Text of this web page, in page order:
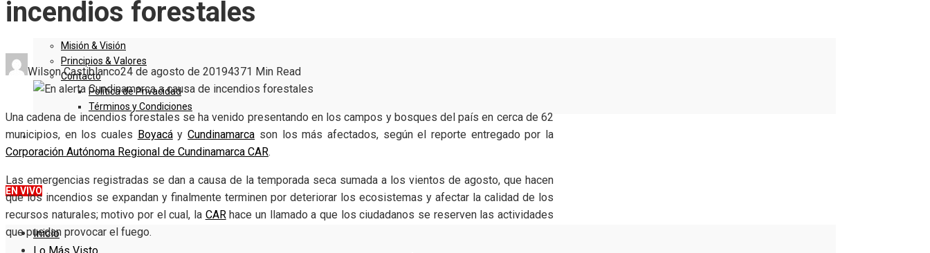
QUIENES SOMOS
Misión & Visión
Principios & Valores
Contacto
Política de Privacidad
Términos y Condiciones
DENUNCIE
EN VIVO
Inicio
incendios forestales
Wilson Castiblanco24 de agosto de 20194371 Min Read
Una cadena de incendios forestales se ha venido presentando en los campos y bosques del país en cerca de 62
municipios, en los cuales BoyacáyCundinamarca son los más afectados, según el reporte entregado por la
Corporación Autónoma Regional de Cundinamarca CAR.
Las emergencias registradas se dan a causa de la temporada seca sumada a los vientos de agosto, que hacen
que los incendios se expandan y finalmente terminen por deteriorar los ecosistemas y afectar la calidad de los
recursos naturales; motivo por el cual, la CARhace un llamado a que los ciudadanos se reserven las actividades
que puedan provocar el fuego.